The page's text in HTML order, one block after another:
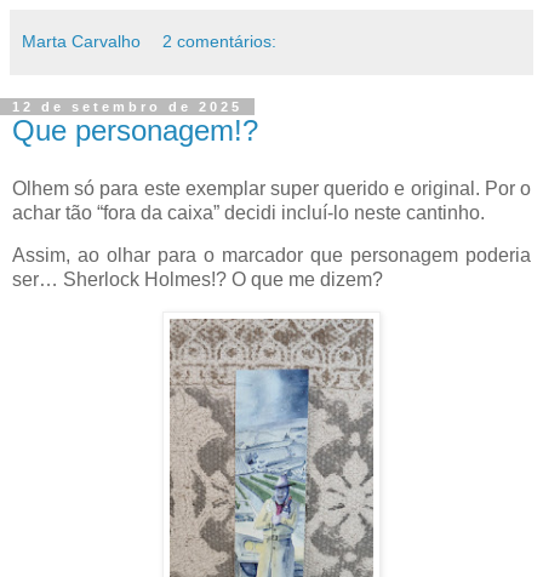
Marta Carvalho 2 comentários:
12 de setembro de 2025
Que personagem!?
Olhem só para este exemplar super querido e original. Por o
achar tão “fora da caixa” decidi incluí-lo neste cantinho.
Assim, ao olhar para o marcador que personagem poderia
ser… Sherlock Holmes!? O que me dizem?